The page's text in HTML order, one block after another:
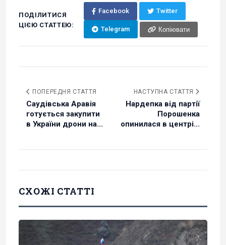
ПОДІЛИТИСЯ
ЦІЄЮ СТАТТЕЮ:
Facebook Twitter
Telegram Копіювати
ПОПЕРЕДНЯ СТАТТЯ
Саудівська Аравія
готується закупити
в України дрони на...
НАСТУПНА СТАТТЯ
Нардепка від партії
Порошенка
опинилася в центрі...
СХОЖІ СТАТТІ